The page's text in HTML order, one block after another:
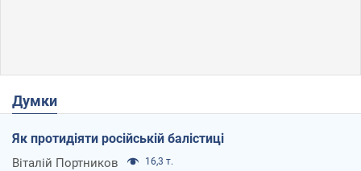
Думки
Як протидіяти російській балістиці
Віталій Портников 16,3 т.